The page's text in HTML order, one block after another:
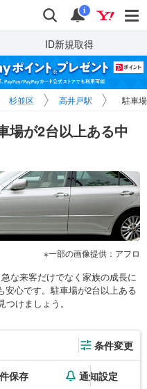
検索 通知
i
ID新規取得
杉並区 高井戸駅 駐車
場が2台以上ある中
一部の画像提供：アフロ
な来客だけでなく家族の成長に
安心です。駐車場が2台以上ある
けましょう。
条件変更
保存 通知設定